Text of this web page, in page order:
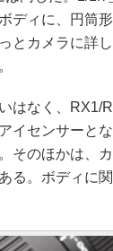
ディに、円筒
とカメラに詳
はなく、RX1/
イセンサーと
そのほかは、
る。ボディに